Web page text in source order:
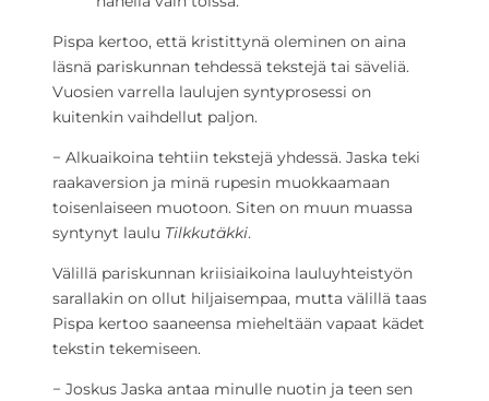
Pispa kertoo, että kristittynä oleminen on aina
läsnä pariskunnan tehdessä tekstejä tai säveliä.
Vuosien varrella laulujen syntyprosessi on
kuitenkin vaihdellut paljon.
− Alkuaikoina tehtiin tekstejä yhdessä. Jaska teki
raakaversion ja minä rupesin muokkaamaan
toisenlaiseen muotoon. Siten on muun muassa
syntynyt laulu Tilkkutäkki.
Välillä pariskunnan kriisiaikoina lauluyhteistyön
sarallakin on ollut hiljaisempaa, mutta välillä taas
Pispa kertoo saaneensa mieheltään vapaat kädet
tekstin tekemiseen.
− Joskus Jaska antaa minulle nuotin ja teen sen